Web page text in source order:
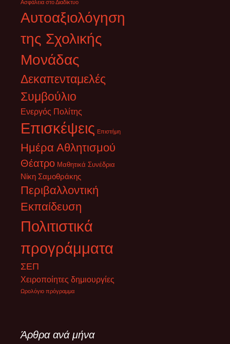
Ασφάλεια στο Διαδίκτυο
Αυτοαξιολόγηση
της Σχολικής
Μονάδας
Δεκαπενταμελές
Συμβούλιο
Ενεργός Πολίτης
Επισκέψεις Επιστήμη
Ημέρα Αθλητισμού
Θέατρο Μαθητικά Συνέδρια
Νίκη Σαμοθράκης
Περιβαλλοντική
Εκπαίδευση
Πολιτιστικά
προγράμματα
ΣΕΠ
Χειροποίητες δημιουργίες
Ωρολόγιο πρόγραμμα
Άρθρα ανά μήνα